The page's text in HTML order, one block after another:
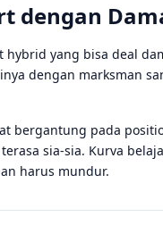
dengan
yang bisa deal
dengan marksman
bergantung pada
sia-sia. Kurva
harus mundur.